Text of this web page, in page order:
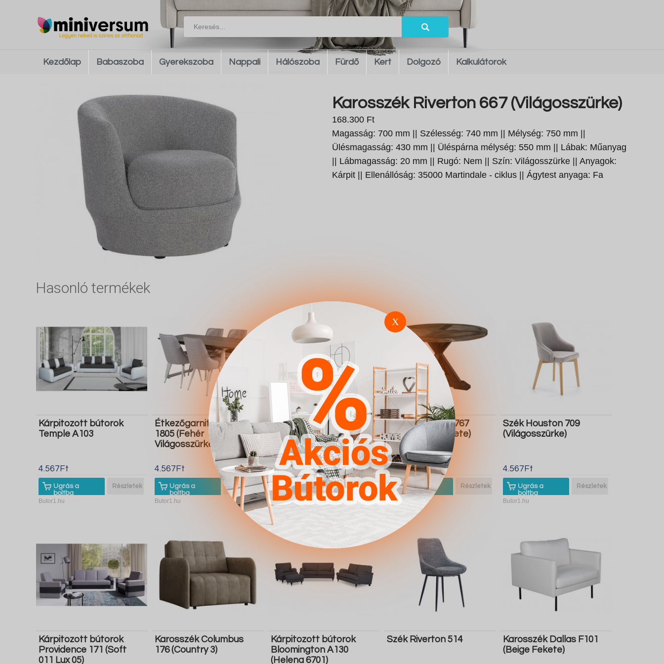
Kezdőlap Babaszoba Gyerekszoba Nappali Hálószoba Fürdő Kert Dolgozó Kalkulátorok
Karosszék Riverton 667 (Világosszürke)
168.300 Ft
Magasság: 700 mm || Szélesség: 740 mm || Mélység: 750 mm ||
Ülésmagasság: 430 mm || Üléspárna mélység: 550 mm || Lábak: Műanyag
|| Lábmagasság: 20 mm || Rugó: Nem || Szín: Világosszürke || Anyagok:
Kárpit || Ellenállóság: 35000 Martindale - ciklus || Ágytest anyaga: Fa
Hasonló termékek
Kárpitozott bútorok
Temple A103
4.567Ft
Ugrás a
boltba
Részletek
Butor1.hu
Étkezőgarnitúra Dallas
1805 (Fehér
Világosszürke)
4.567Ft
Ugrás a
boltba
Részletek
Butor1.hu
Karosszék Seattle E101
(Riviera_97)
4.567Ft
Ugrás a
boltba
Részletek
Butor1.hu
Asztal Riverton 767
(Sötét erdő Fekete)
4.567Ft
Ugrás a
boltba
Részletek
Butor1.hu
Szék Houston 709
(Világosszürke)
4.567Ft
Ugrás a
boltba
Részletek
Butor1.hu
Kárpitozott bútorok
Providence 171 (Soft
011 Lux 05)
Karosszék Columbus
176 (Country 3)
Kárpitozott bútorok
Bloomington A130
(Helena 6701)
Szék Riverton 514
Karosszék Dallas F101
(Beige Fekete)
X